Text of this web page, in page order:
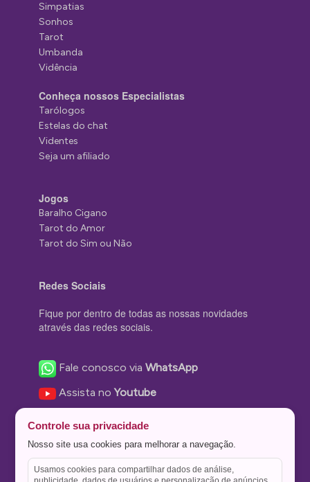
Simpatias
Sonhos
Tarot
Umbanda
Vidência
Conheça nossos Especialistas
Tarólogos
Estelas do chat
Videntes
Seja um afiliado
Jogos
Baralho Cigano
Tarot do Amor
Tarot do Sim ou Não
Redes Sociais
Fique por dentro de todas as nossas novidades
através das redes sociais.
Fale conosco viaWhatsApp
Assista noYoutube
Nos siga no Instagram
Nos siga noTwitter
Controle sua privacidade
Nosso site usa cookies para melhorar a navegação.
Usamos cookies para compartilhar dados de análise,